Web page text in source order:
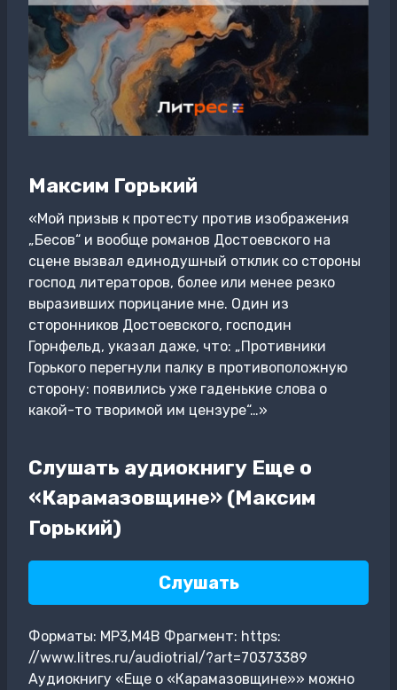
Максим Горький
«Мой призыв к протесту против изображения
„Бесов“ и вообще романов Достоевского на
сцене вызвал единодушный отклик со стороны
господ литераторов, более или менее резко
выразивших порицание мне. Один из
сторонников Достоевского, господин
Горнфельд, указал даже, что: „Противники
Горького перегнули палку в противоположную
сторону: появились уже гаденькие слова о
какой-то творимой им цензуре“…»
Слушать аудиокнигу Еще о
«Карамазовщине» (Максим
Горький)
Слушать
Форматы: MP3,M4B Фрагмент: https:
//www.litres.ru/audiotrial/?art=70373389
Аудиокнигу «Еще о «Карамазовщине»» можно